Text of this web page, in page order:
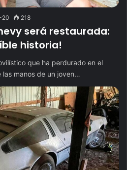
20 218
será restaurada:
historia!
que ha perdurado en el
manos de un joven…